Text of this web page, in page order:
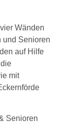
Wänden
und Senioren
auf Hilfe
mit
Senioren